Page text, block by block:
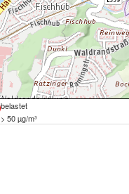
belastet
> 50 µg/m³